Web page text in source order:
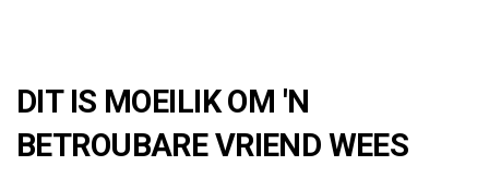
DIT IS MOEILIK OM 'N
BETROUBARE VRIEND WEES